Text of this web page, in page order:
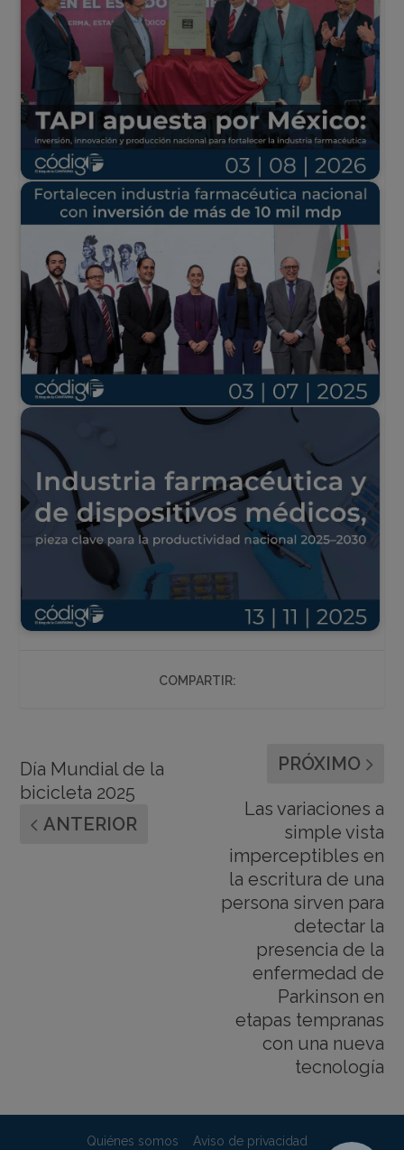
COMPARTIR:
Día Mundial de la
bicicleta 2025
ANTERIOR
PRÓXIMO
Las variaciones a
simple vista
imperceptibles en
la escritura de una
persona sirven para
detectar la
presencia de la
enfermedad de
Parkinson en
etapas tempranas
con una nueva
tecnología
Quiénes somos Aviso de privacidad